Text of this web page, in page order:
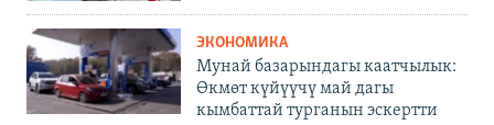
ЭКОНОМИКА
Мунай базарындагы каатчылык:
Өкмөт күйүүчү май дагы
кымбаттай турганын эскертти